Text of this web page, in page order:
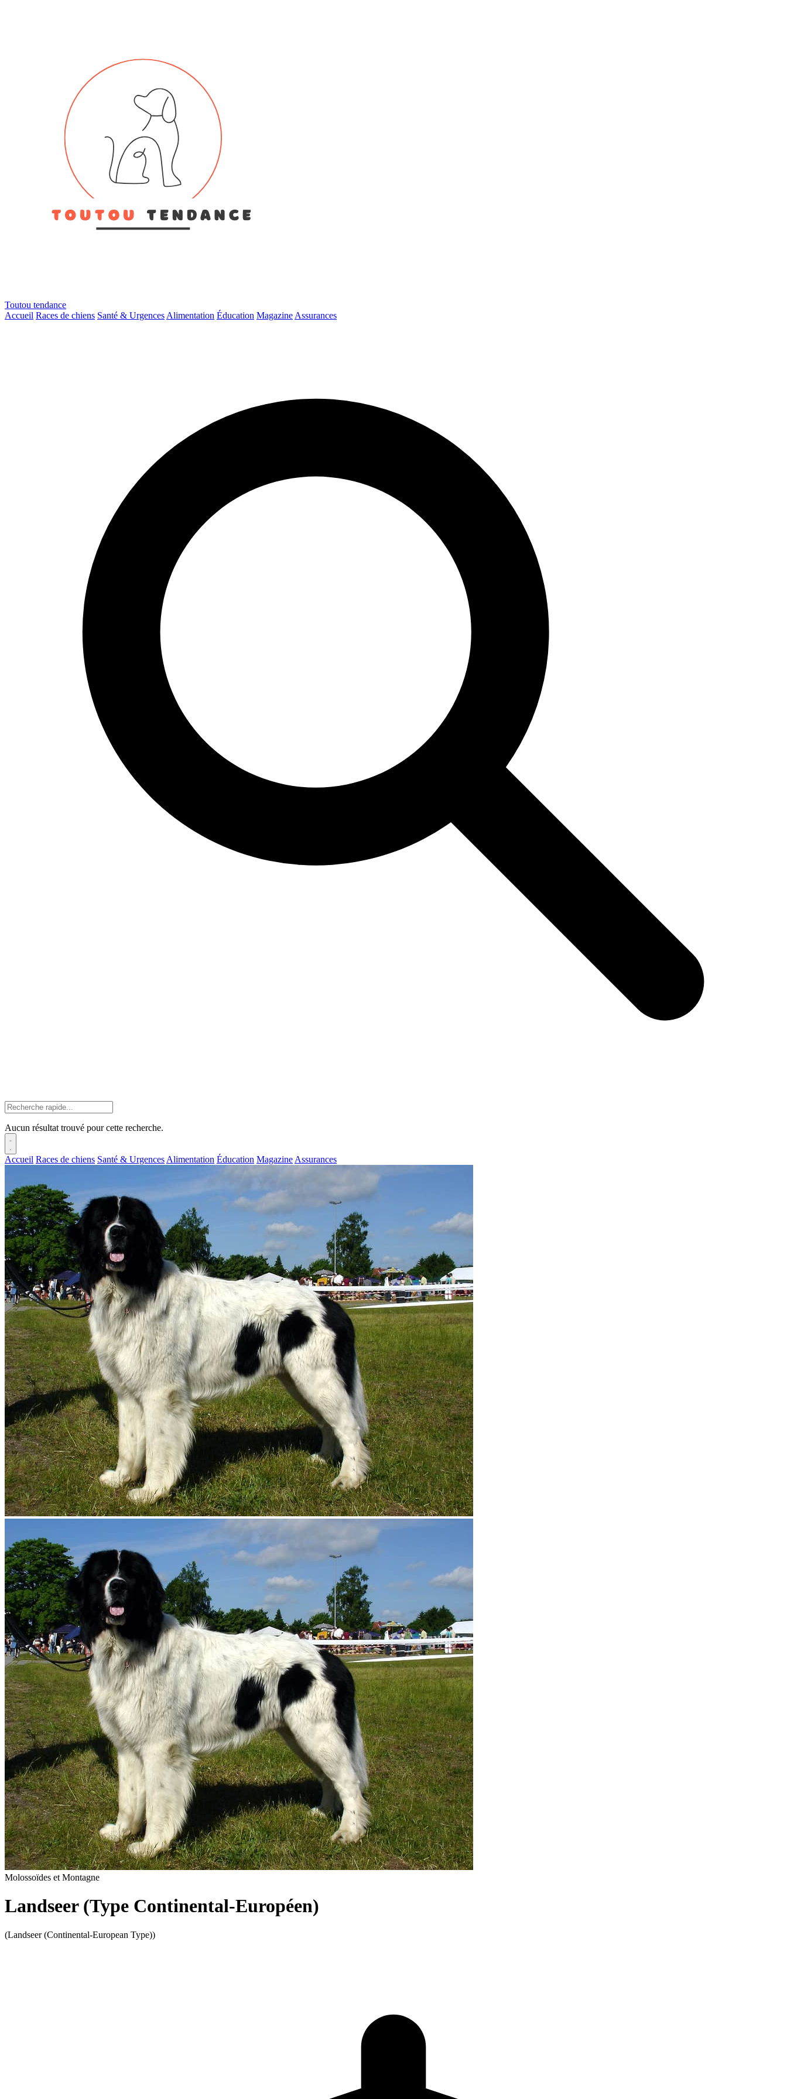
Toutou tendance
Accueil Races de chiens Santé & Urgences Alimentation Éducation Magazine Assurances
Aucun résultat trouvé pour cette recherche.
Accueil Races de chiens Santé & Urgences Alimentation Éducation Magazine Assurances
Molossoïdes et Montagne
Landseer (Type Continental-Européen)
(Landseer (Continental-European Type))